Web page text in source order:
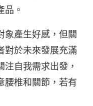
品。
象產生好感，但關
對於未來發展充滿
自我需求出發，
腰椎和關節，若有